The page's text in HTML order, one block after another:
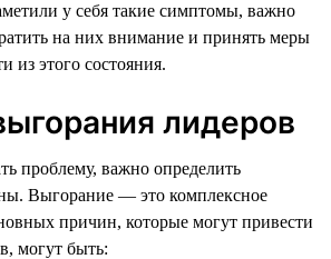
у себя такие симптомы, важно
на них внимание и принять меры
из этого состояния.
лидеров
проблему, важно определить
Выгорание — это комплексное
причин, которые могут привести
могут быть: